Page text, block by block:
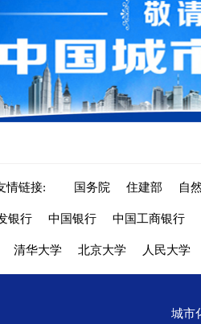
情链接: 国务院 住建部 自
银行 中国银行 中国工商银行
清华大学 北京大学 人民大学
城市